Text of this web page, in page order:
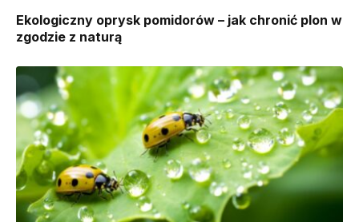
Ekologiczny oprysk pomidorów – jak chronić plon w
zgodzie z naturą